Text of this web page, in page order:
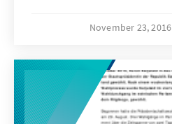
Latvian television.November 23, 2016